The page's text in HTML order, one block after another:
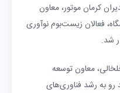
با حضور مدیران کرمان موتور، معاون
فعالان زیست‌بوم نوآوری
شد.
معاون توسعه
رو‌ به‌ رشد فناوری‌های